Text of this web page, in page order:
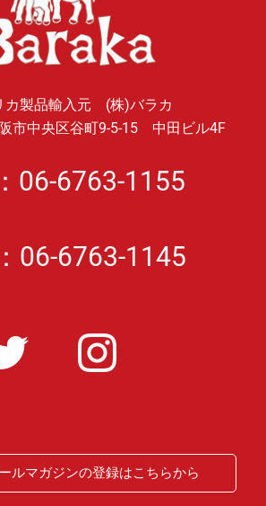
カ製品輸入元 (株)バラカ
市中央区谷町9-5-15 中田ビル4F
06-6763-1155
06-6763-1145
ルマガジンの登録はこちらから